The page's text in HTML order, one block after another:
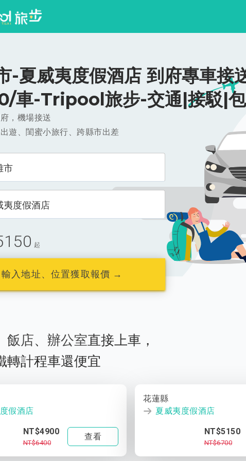
-夏威夷度假酒店 到府專車接
車-Tripool旅步-交通|接駁|
，機場接送
遊、閨蜜小旅行、跨縣市出差
市
夷度假酒店
起
輸入地址、位置獲取報價 →
飯店、 辦公室直接上車，
轉計程車還便宜
假酒店
NT$4900
NT$6400
查看
花蓮縣
夏威夷度假酒店
NT$5150
NT$6700